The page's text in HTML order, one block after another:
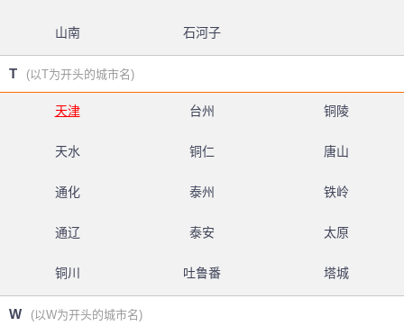
山南 石河子
T (以T为开头的城市名)
天津 台州 铜陵
天水 铜仁 唐山
通化 泰州 铁岭
通辽 泰安 太原
铜川 吐鲁番 塔城
W (以W为开头的城市名)